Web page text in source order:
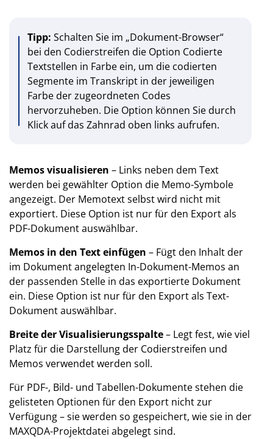
Tipp: Schalten Sie im „Dokument-Browser“
bei den Codierstreifen die Option Codierte
Textstellen in Farbe ein, um die codierten
Segmente im Transkript in der jeweiligen
Farbe der zugeordneten Codes
hervorzuheben. Die Option können Sie durch
Klick auf das Zahnrad oben links aufrufen.
Memos visualisieren – Links neben dem Text
werden bei gewählter Option die Memo-Symbole
angezeigt. Der Memotext selbst wird nicht mit
exportiert. Diese Option ist nur für den Export als
PDF-Dokument auswählbar.
Memos in den Text einfügen – Fügt den Inhalt der
im Dokument angelegten In-Dokument-Memos an
der passenden Stelle in das exportierte Dokument
ein. Diese Option ist nur für den Export als Text-
Dokument auswählbar.
Breite der Visualisierungsspalte– Legt fest, wie viel
Platz für die Darstellung der Codierstreifen und
Memos verwendet werden soll.
Für PDF-, Bild- und Tabellen-Dokumente stehen die
gelisteten Optionen für den Export nicht zur
Verfügung – sie werden so gespeichert, wie sie in der
MAXQDA-Projektdatei abgelegt sind.